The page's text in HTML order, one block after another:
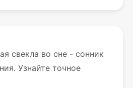
свекла во сне - сонник
Узнайте точное